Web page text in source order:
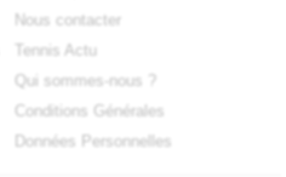
Nous contacter
Tennis Actu
Qui sommes-nous ?
Conditions Générales
Données Personnelles